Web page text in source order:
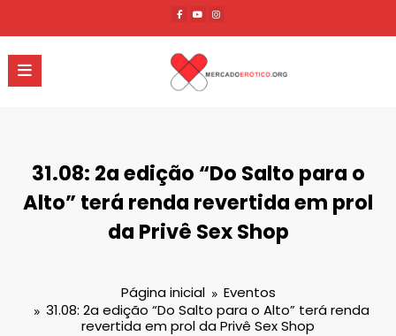
o
conteúdo
31.08: 2a edição “Do Salto para o
Alto” terá renda revertida em prol
da Privê Sex Shop
Página inicial
Eventos
31.08: 2a edição “Do Salto para o Alto” terá renda
revertida em prol da Privê Sex Shop